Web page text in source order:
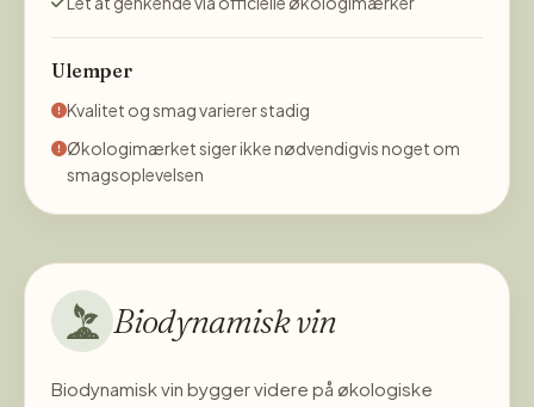
Ulemper
Kvalitet og smag varierer stadig
Økologimærket siger ikke nødvendigvis noget om
smagsoplevelsen
Biodynamisk vin
Biodynamisk vin bygger videre på økologiske